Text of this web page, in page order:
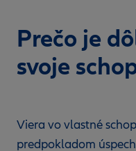
Prečo je
svoje
Viera vo vlastné
predpokladom